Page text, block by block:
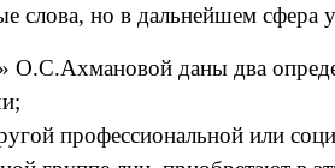
слова, но в дальнейшем сфера
О.С.Ахмановой даны два
профессиональной или